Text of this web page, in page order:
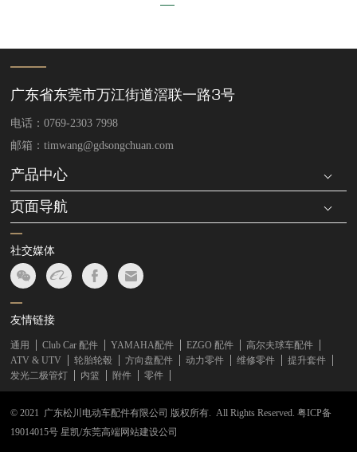
广东省东莞市万江街道滘联一路3号
电话：0769-2303 7998
邮箱：timwang@gdsongchuan.com
产品中心
页面导航
社交媒体
友情链接
通用 Club Car 配件 YAMAHA配件 EZGO 配件
高尔夫球车配件
ATV & UTV
轮胎轮毂 方向盘配件 动力零件 维修零件
提升套件
发光二极管灯
内篮 附件 零件
© 2021 广东松川电动车配件有限公司 版权所有. All Rights Reserved.粤ICP备
19014015号 星凯/东莞高端网站建设公司